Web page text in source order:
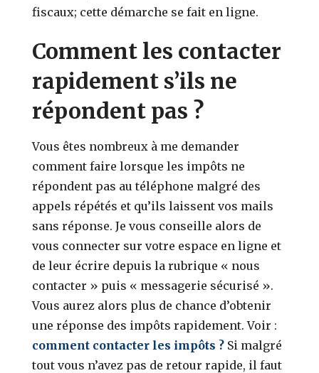
fiscaux; cette démarche se fait en ligne.
Comment les contacter
rapidement s’ils ne
répondent pas ?
Vous êtes nombreux à me demander
comment faire lorsque les impôts ne
répondent pas au téléphone malgré des
appels répétés et qu’ils laissent vos mails
sans réponse. Je vous conseille alors de
vous connecter sur votre espace en ligne et
de leur écrire depuis la rubrique « nous
contacter » puis « messagerie sécurisé ».
Vous aurez alors plus de chance d’obtenir
une réponse des impôts rapidement. Voir :
comment contacter les impôts ? Si malgré
tout vous n’avez pas de retour rapide, il faut